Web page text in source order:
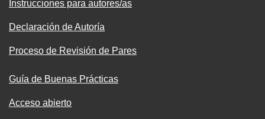
Instrucciones para autores/as
Declaración de Autoría
Proceso de Revisión de Pares
Guía de Buenas Prácticas
Acceso abierto